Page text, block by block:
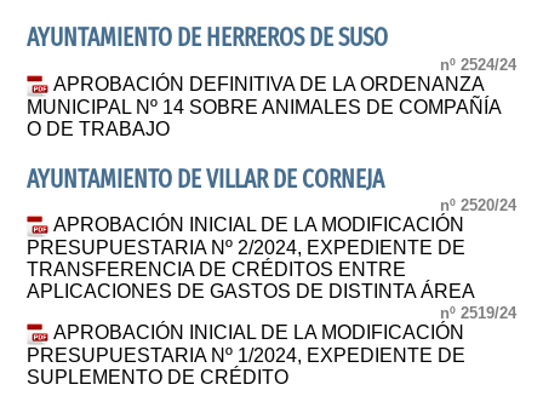
AYUNTAMIENTO DE HERREROS DE SUSO
nº 2524/24
APROBACIÓN DEFINITIVA DE LA ORDENANZA
MUNICIPAL Nº 14 SOBRE ANIMALES DE COMPAÑÍA
O DE TRABAJO
AYUNTAMIENTO DE VILLAR DE CORNEJA
nº 2520/24
APROBACIÓN INICIAL DE LA MODIFICACIÓN
PRESUPUESTARIA Nº 2/2024, EXPEDIENTE DE
TRANSFERENCIA DE CRÉDITOS ENTRE
APLICACIONES DE GASTOS DE DISTINTA ÁREA
nº 2519/24
APROBACIÓN INICIAL DE LA MODIFICACIÓN
PRESUPUESTARIA Nº 1/2024, EXPEDIENTE DE
SUPLEMENTO DE CRÉDITO